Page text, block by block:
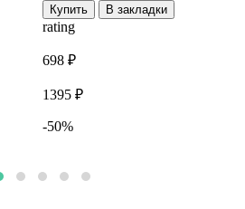
Купить В закладки
rating
698 ₽
1395 ₽
-50%